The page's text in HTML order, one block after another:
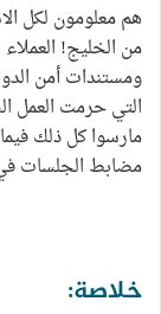
هم معلومون لكل
من الخليج!
ومستندات أمن
التي حرمت العمل
مارسوا كل ذلك
مضابط الجلسات
خلاصة: